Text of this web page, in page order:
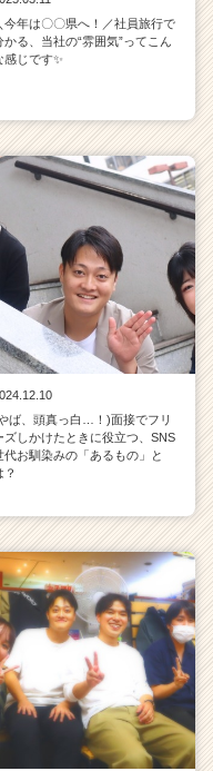
今年は〇〇県へ！／社員旅行で
かる、当社の“雰囲気”ってこん
感じです✨
ば、頭真っ白…！)面接でフリ
ズしかけたときに役立つ、SNS
代お馴染みの「あるもの」と
？